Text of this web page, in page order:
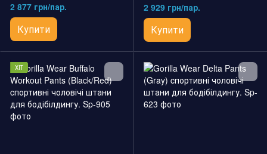
2 877 грн/пар.
Купити
2 929 грн/пар.
Купити
ХІТ